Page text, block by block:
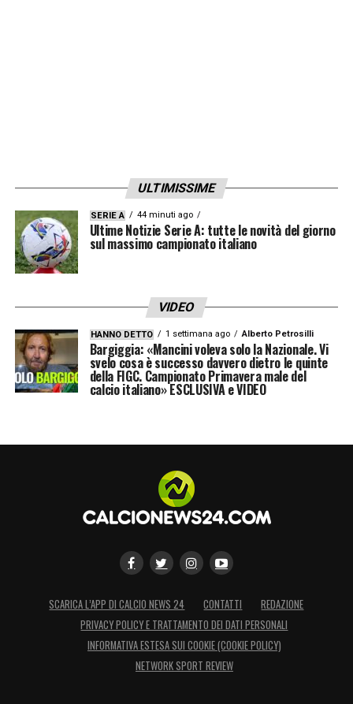
ULTIMISSIME
SERIE A 44 minuti ago
Ultime Notizie Serie A: tutte le novità del giorno
sul massimo campionato italiano
VIDEO
HANNO DETTO 1 settimana ago Alberto Petrosilli
Bargiggia: «Mancini voleva solo la Nazionale. Vi
svelo cosa è successo davvero dietro le quinte
della FIGC. Campionato Primavera male del
calcio italiano» ESCLUSIVA e VIDEO
SCARICA L’APP DI CALCIO NEWS 24 CONTATTI
REDAZIONE
PRIVACY POLICY E TRATTAMENTO DEI DATI PERSONALI
INFORMATIVA ESTESA SUI COOKIE (COOKIE POLICY)
NETWORK SPORT REVIEW